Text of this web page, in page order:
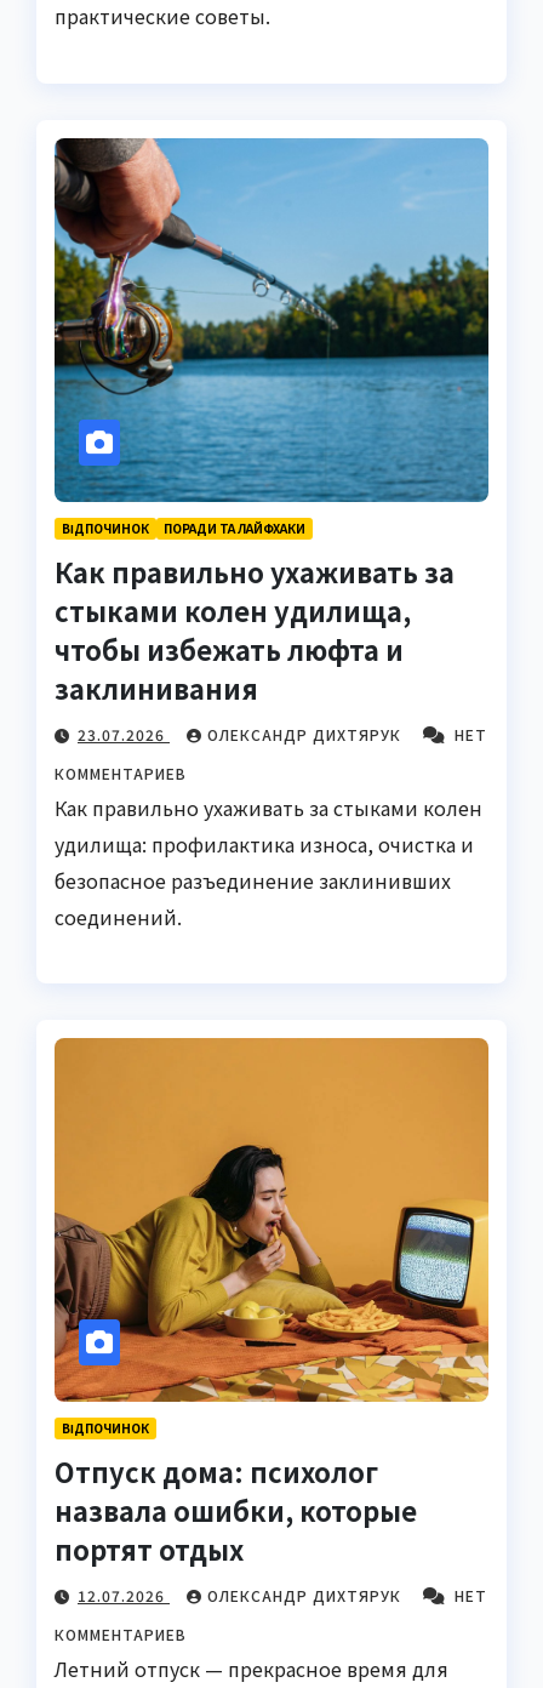
практические советы.
ВІДПОЧИНОК ПОРАДИ ТА ЛАЙФХАКИ
Как правильно ухаживать за
стыками колен удилища,
чтобы избежать люфта и
заклинивания
23.07.2026 ОЛЕКСАНДР ДИХТЯРУК
НЕТ
КОММЕНТАРИЕВ
Как правильно ухаживать за стыками колен
удилища: профилактика износа, очистка и
безопасное разъединение заклинивших
соединений.
ВІДПОЧИНОК
Отпуск дома: психолог
назвала ошибки, которые
портят отдых
12.07.2026 ОЛЕКСАНДР ДИХТЯРУК
НЕТ
КОММЕНТАРИЕВ
Летний отпуск — прекрасное время для